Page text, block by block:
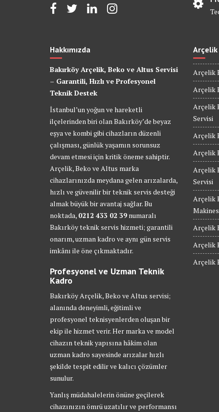
Hakkımızda
Bakırköy Arçelik, Beko ve Altus Servisi
– Garantili, Hızlı ve Profesyonel
Teknik Destek
İstanbul’un yoğun ve hareketli
ilçelerinden biri olan Bakırköy’de beyaz
eşya ve kombi gibi cihazların düzenli
çalışması, günlük yaşamın sorunsuz
devam etmesi için kritik öneme sahiptir.
Arçelik, Beko ve Altus marka
cihazlarınızda meydana gelen arızalarda,
hızlı ve güvenilir bir teknik servis desteği
almak büyük bir avantaj sağlar. Bu
noktada, 0212 433 02 39 numaralı
Bakırköy teknik servis hizmeti; garantili
onarım, uzman kadro ve aynı gün servis
imkânı ile öne çıkmaktadır.
Profesyonel ve Uzman Teknik
Kadro
Bakırköy Arçelik, Beko ve Altus servisi;
alanında deneyimli, eğitimli ve
profesyonel teknisyenlerden oluşan bir
ekip ile hizmet verir. Her marka ve model
cihazın teknik yapısına hâkim olan
uzman kadro sayesinde arızalar hızlı
şekilde tespit edilir ve kalıcı çözümler
sunulur.
Yanlış müdahalelerin önüne geçilerek
cihazınızın ömrü uzatılır ve performansı
Arçelik
Arçelik
Arçelik
Arçelik
Servisi
Arçelik
Arçelik
Arçelik
Servisi
Arçelik
Arçelik
Arçelik
Arçelik